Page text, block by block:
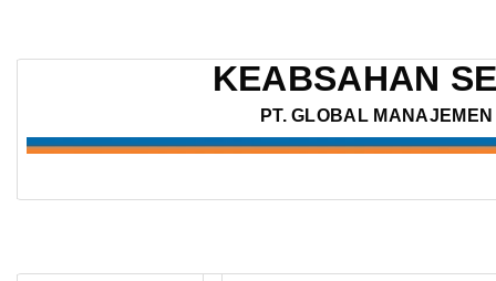
NIAGA
ISO
KEABSAHAN
PT. GLOBAL